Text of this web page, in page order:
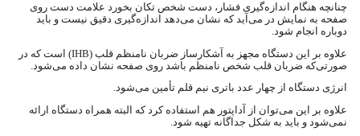
چنانچه هنگام اندازه‌گیری فشار، دست شخص تکان بخورد علامت دست روی
صفحه به نمایش در می‌آید که نشان می‌دهد اندازه‌گیری دقیق نیست و باید
دوباره انجام شود.
علاوه بر این دستگاه مجهز به آشکارساز ضربان نامنظم قلب (IHB) است که در
صورتی‌که ضربان قلب شخص نامنظم باشد روی صفحه نشان داده می‌شود.
انرژی دستگاه از چهار عدد باتری نیم قلم تأمین می‌شود.
علاوه بر این می‌توان از آداپتور هم استفاده کرد که البته همراه دستگاه ارائه
نمی‌شود و باید به شکل جداگانه تهیه شود.